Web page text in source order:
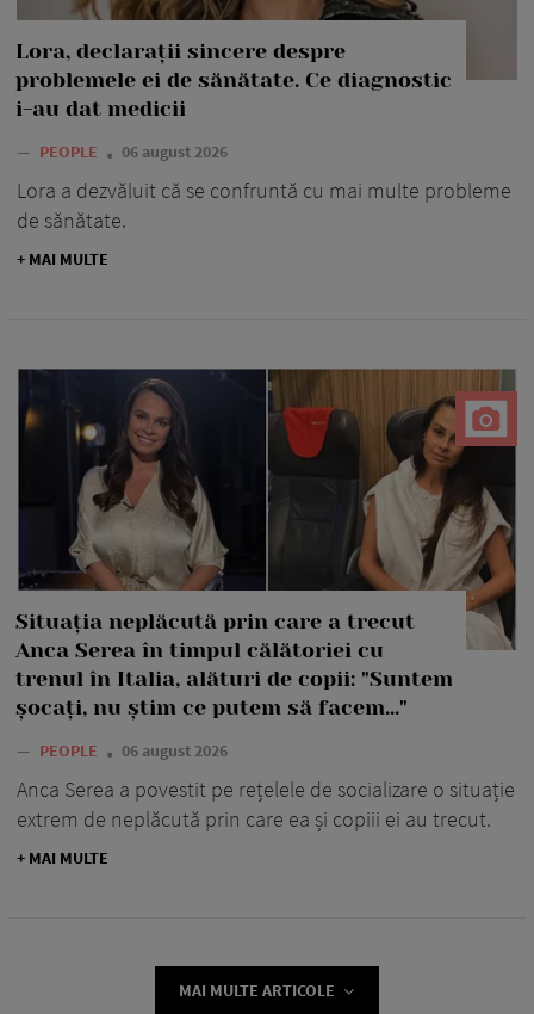
Lora, declarații sincere despre
problemele ei de sănătate. Ce diagnostic
i-au dat medicii
— PEOPLE 06 august 2026
Lora a dezvăluit că se confruntă cu mai multe probleme
de sănătate.
+ MAI MULTE
Situația neplăcută prin care a trecut
Anca Serea în timpul călătoriei cu
trenul în Italia, alături de copii: "Suntem
șocați, nu știm ce putem să facem..."
— PEOPLE 06 august 2026
Anca Serea a povestit pe rețelele de socializare o situație
extrem de neplăcută prin care ea și copiii ei au trecut.
+ MAI MULTE
MAI MULTE ARTICOLE